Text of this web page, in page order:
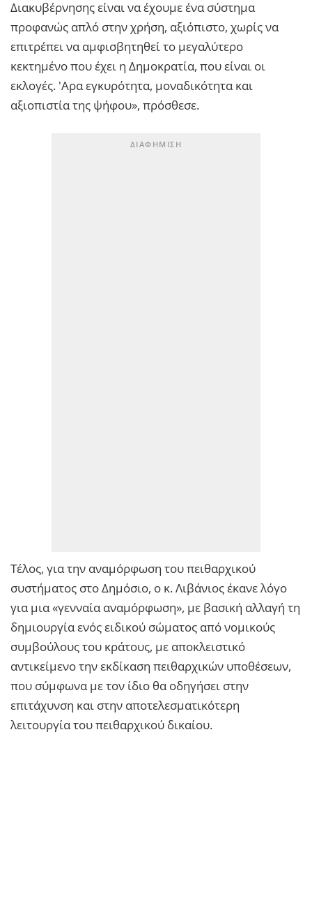
Διακυβέρνησης είναι να έχουμε ένα σύστημα
προφανώς απλό στην χρήση, αξιόπιστο, χωρίς να
επιτρέπει να αμφισβητηθεί το μεγαλύτερο
κεκτημένο που έχει η Δημοκρατία, που είναι οι
εκλογές. 'Αρα εγκυρότητα, μοναδικότητα και
αξιοπιστία της ψήφου», πρόσθεσε.
Τέλος, για την αναμόρφωση του πειθαρχικού
συστήματος στο Δημόσιο, ο κ. Λιβάνιος έκανε λόγο
για μια «γενναία αναμόρφωση», με βασική αλλαγή τη
δημιουργία ενός ειδικού σώματος από νομικούς
συμβούλους του κράτους, με αποκλειστικό
αντικείμενο την εκδίκαση πειθαρχικών υποθέσεων,
που σύμφωνα με τον ίδιο θα οδηγήσει στην
επιτάχυνση και στην αποτελεσματικότερη
λειτουργία του πειθαρχικού δικαίου.